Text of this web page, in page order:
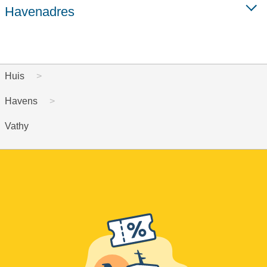
Havenadres
Huis
Havens
Vathy